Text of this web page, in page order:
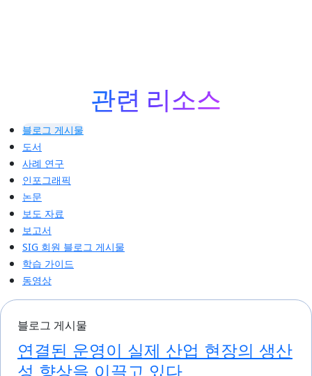
관련 리소스
블로그 게시물
도서
사례 연구
인포그래픽
논문
보도 자료
보고서
SIG 회원 블로그 게시물
학습 가이드
동영상
블로그 게시물
연결된 운영이 실제 산업 현장의 생산
성 향상을 이끌고 있다